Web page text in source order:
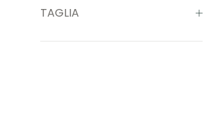
TAGLIA